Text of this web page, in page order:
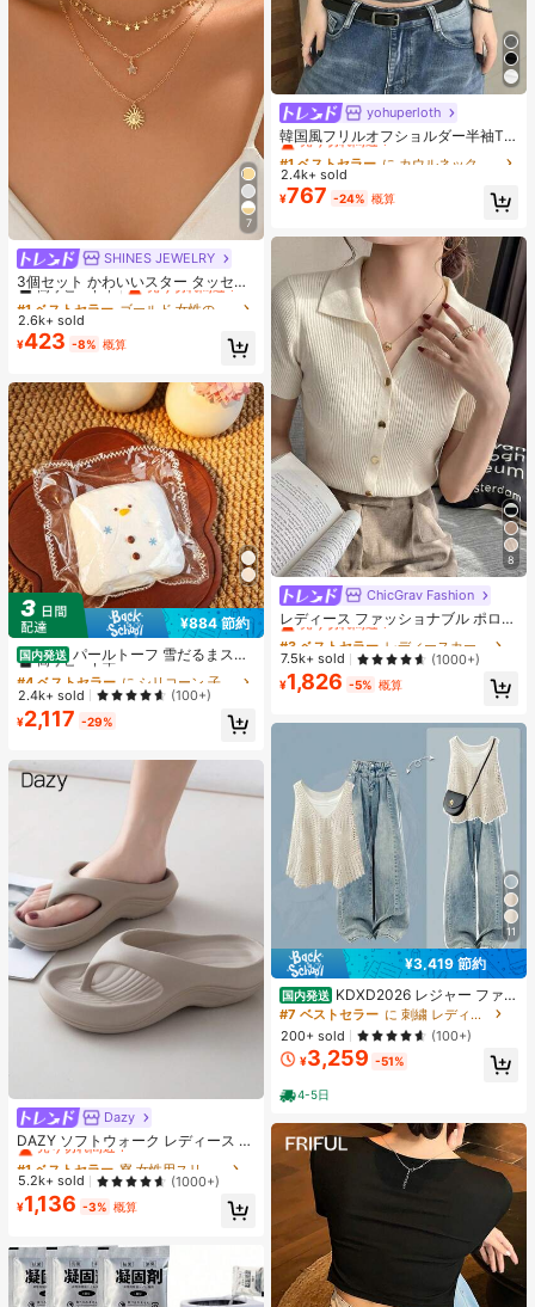
7
SHINES JEWELRY
3個セット かわいいスター タッセル
ネックレス、ミニマリストゴールド
太陽ペンダントネックレス、日常
着、バカンス、パーティー、デート
に適したファッションジュエリー、
ハンドメイド チェーン長さとビーズ
数はランダム
#1 ベストセラー
ゴールド 女性のチェーンネックレス
高リピート率
売り切れ間近！
#1 ベストセラー
高リピート率
#1 ベストセラー
高リピート率
#1 ベストセラー
売り切れ間近！
2.6k+ sold
¥423 -8% 概算
¥884 節約
国内発送 パールトーフ 雪だるまスク
イーズ スフレ 水感スクイーズ ペン
ダントストレス解消玩具 すくいーず
おもちゃ 押して抑えつつあった感情
を解放 めろじょいスクイーズ、スク
イーズ>ミ ズ カン スクイ ー、 水系
んすくいーず、 スクイーズ>カピバ
ラ、 誕生日、 スクイーズ水感、 す
いかんすくいーず、高品質 すくいー
#4 ベストセラー
に シリコーン 子供用フィジェットトイ
高リピート率
#4 ベストセラー
高リピート率
#4 ベストセラー
高リピート率
#4 ベストセラー
に シリコーン 子供用フィジェットトイ
2.4k+ sold (100+)
¥2,117 -29%
Dazy
DAZY ソフトウォーク レディース E
VA ミッドヒール プラットフォーム
ビーチサンダル - 超軽量、通気性、
快適、滑り止め、ソフトソール、ビ
ーチ、休暇、家庭の自由時間、日常
着用に最適な ミニマリストデザイン
リントなし
#1 ベストセラー
売り切れ間近！
#1 ベストセラー
売り切れ間近！
#1 ベストセラー
売り切れ間近！
#1 ベストセラー
5.2k+ sold (1000+)
¥1,136 -3% 概算
yohuperloth
韓国風フリルオフショルダー半袖T
シャツ、フィットウエストスリミン
グ多用途トップ カジュアルサマー
#1 ベストセラー
売り切れ間近！
#1 ベストセラー
売り切れ間近！
#1 ベストセラー
売り切れ間近！
#1 ベストセラー
に カウルネック 女性用トップス、ブラウス、Tシャツ
2.4k+ sold
¥767 -24% 概算
8
ChicGrav Fashion
レディース ファッショナブル ポロカ
ラー ラグラン 半袖 ニットTシャツ
軽量 万能カーディガントップ 春夏向
け エステティック 秋
#3 ベストセラー
レディースカーディガン
売り切れ間近！
#3 ベストセラー
売り切れ間近！
#3 ベストセラー
売り切れ間近！
#3 ベストセラー
7.5k+ sold (1000+)
¥1,826 -5% 概算
11
¥3,419 節約
国内発送 KDXD2026 レジャー ファッ
ション ロングサイズ 夏服 女性 ワイ
ルドスタイル ボア付きトップス ワイ
ルドスタイル ロングスカート 3点セ
ット UVカット 軽量 通気性 袖付き
ヒップカバー効果 通気性抜群 サイズ
豊富
#7 ベストセラー
に 刺繍 レディースコーデ
200+ sold
(100+)
¥3,259 -51%
4-5日